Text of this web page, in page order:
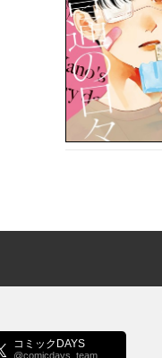
コミックDAYS
@comicdays_team